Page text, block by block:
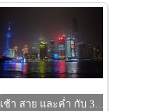
เช้า สาย และค่ำ กับ 3…